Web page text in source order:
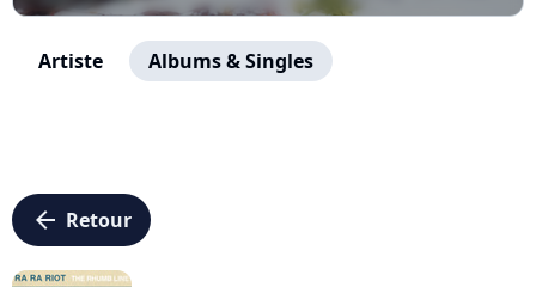
Artiste Albums & Singles
arrow_left Retour